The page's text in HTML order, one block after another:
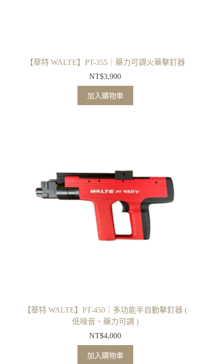
【華特 WALTE】PT-355｜藥力可調火藥擊釘器
NT$3,900
加入購物車
【華特 WALTE】PT-450｜多功能半自動擊釘器 (
低噪音、藥力可調 )
NT$4,000
加入購物車